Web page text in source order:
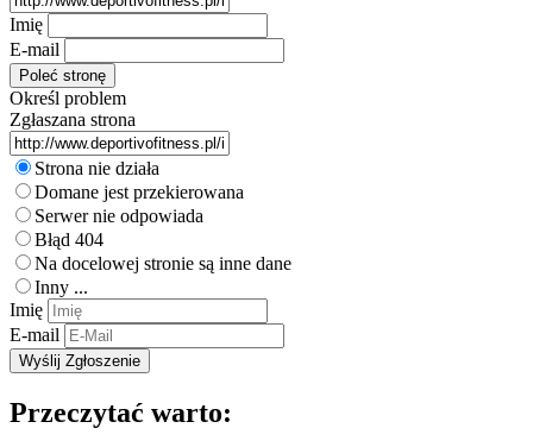
Imię
E-mail
Określ problem
Zgłaszana strona
Strona nie działa
Domane jest przekierowana
Serwer nie odpowiada
Błąd 404
Na docelowej stronie są inne dane
Inny ...
Imię
E-mail
Przeczytać warto: